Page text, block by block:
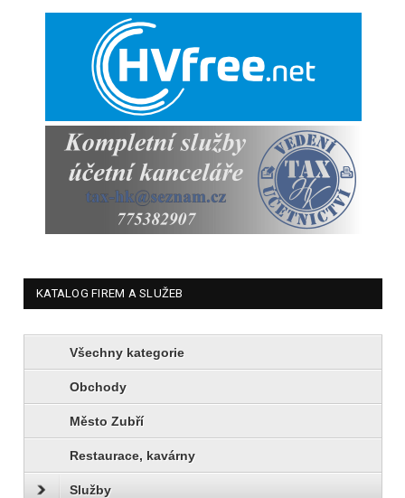
KATALOG FIREM A SLUŽEB
Všechny kategorie
Obchody
Město Zubří
Restaurace, kavárny
Služby